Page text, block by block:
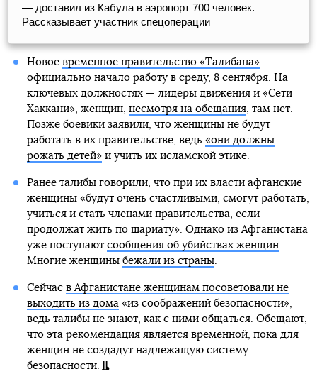
— доставил из Кабула в аэропорт 700 человек.
Рассказывает участник спецоперации
Новое временное правительство «Талибана»
официально начало работу в среду, 8 сентября. На
ключевых должностях — лидеры движения и «Сети
Хаккани», женщин, несмотря на обещания, там нет.
Позже боевики заявили, что женщины не будут
работать в их правительстве, ведь «они должны
рожать детей»и учить их исламской этике.
Ранее талибы говорили, что при их власти афганские
женщины «будут очень счастливыми, смогут работать,
учиться и стать членами правительства, если
продолжат жить по шариату». Однако из Афганистана
уже поступают сообщения об убийствах женщин.
Многие женщины бежали из страны.
Сейчас в Афганистане женщинам посоветовали не
выходить из дома«из соображений безопасности»,
ведь талибы не знают, как с ними общаться. Обещают,
что эта рекомендация является временной, пока для
женщин не создадут надлежащую систему
безопасности.